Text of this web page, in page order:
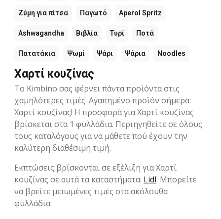
Ζύμη για πίτσα Παγωτό Aperol Spritz
Ashwagandha Βιβλία Τυρί Ποτά
Πατατάκια Ψωμί Ψάρι Ψάρια Noodles
Χαρτί κουζίνας
Το Kimbino σας φέρνει πάντα προϊόντα στις
χαμηλότερες τιμές. Αγαπημένο προϊόν σήμερα:
Χαρτί κουζίνας! Η προσφορά για Χαρτί κουζίνας
βρίσκεται στα 1 φυλλάδια. Περιηγηθείτε σε όλους
τους καταλόγους για να μάθετε πού έχουν την
καλύτερη διαθέσιμη τιμή.
Εκπτώσεις βρίσκονται σε εξέλιξη για Χαρτί
κουζίνας σε αυτά τα καταστήματα: Lidl. Μπορείτε
να βρείτε μειωμένες τιμές στα ακόλουθα
φυλλάδια: